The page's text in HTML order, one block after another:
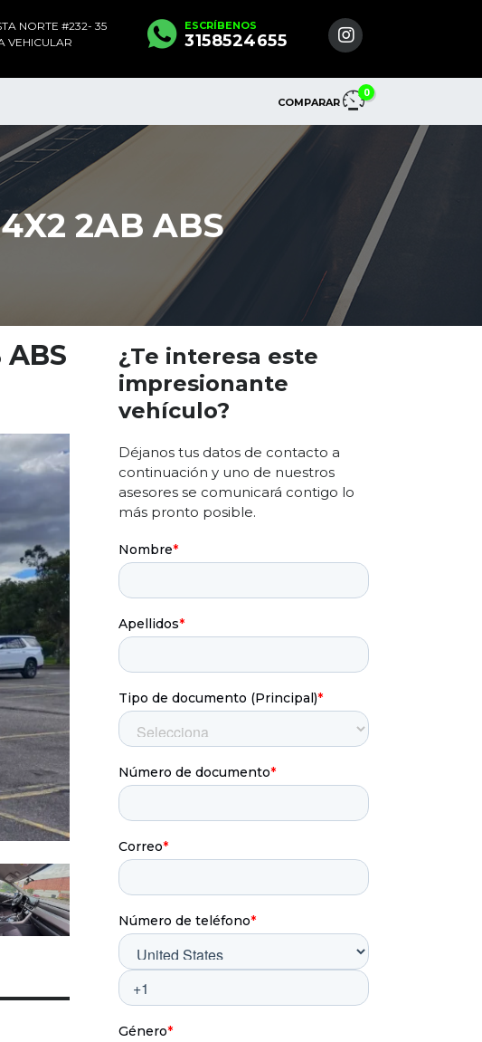
ESCRÍBENOS
3158524655
NORTE #232- 35
VEHICULAR
COMPARAR
0
2AB ABS
ABS
¿Te interesa este
impresionante
vehículo?
Déjanos tus datos de contacto a
continuación y uno de nuestros
asesores se comunicará contigo lo
más pronto posible.